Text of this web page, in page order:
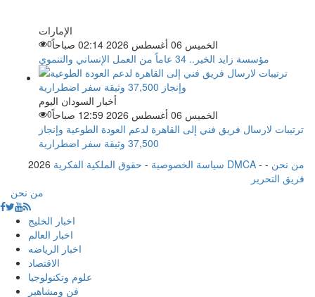
الإمارات
الخميس 06 أغسطس 2026 02:14 صباحاً
0
مؤسسة زايد الخير.. 34 عاماً من العمل الإنساني والتنموي
أخبار السودان اليوم
الخميس 06 أغسطس 2026 12:59 صباحاً
0
ترتيبات لارسال فريق فني إلى القاهرة لدعم العودة الطوعية وإنجاز
37,500 وثيقة سفر اضطرارية
2026
سياسة الخصوصية - حقوق الملكية الفكرية DMCA - من نحن -
فريق التحرير
من نحن
اخبار الخليج
اخبار العالم
اخبار الرياضه
الاقتصاد
علوم وتكنولوجيا
فن ومشاهير